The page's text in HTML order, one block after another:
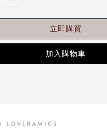
立即購買
加入購物車
LOVERAMICS